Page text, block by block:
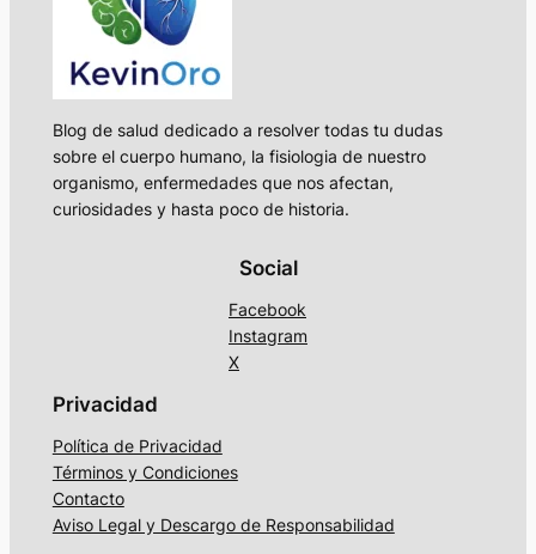
Blog de salud dedicado a resolver todas tu dudas
sobre el cuerpo humano, la fisiologia de nuestro
organismo, enfermedades que nos afectan,
curiosidades y hasta poco de historia.
Social
Facebook
Instagram
X
Privacidad
Política de Privacidad
Términos y Condiciones
Contacto
Aviso Legal y Descargo de Responsabilidad